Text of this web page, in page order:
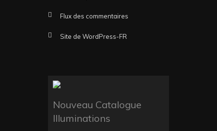
Flux des commentaires
Site de WordPress-FR
Nouveau Catalogue
Illuminations